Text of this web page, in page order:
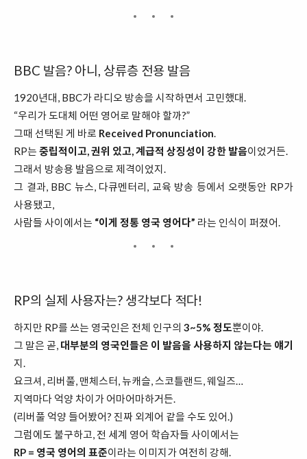
BBC 발음? 아니, 상류층 전용 발음
1920년대, BBC가 라디오 방송을 시작하면서 고민했대.
“우리가 도대체 어떤 영어로 말해야 할까?”
그때 선택된 게 바로 Received Pronunciation.
RP는 중립적이고, 권위 있고, 계급적 상징성이 강한 발음이었거든.
그래서 방송용 발음으로 제격이었지.
그 결과, BBC 뉴스, 다큐멘터리, 교육 방송 등에서 오랫동안 RP가
사용됐고,
사람들 사이에서는 “이게 정통 영국 영어다” 라는 인식이 퍼졌어.
RP의 실제 사용자는? 생각보다 적다!
하지만 RP를 쓰는 영국인은 전체 인구의 3~5% 정도뿐이야.
그 말은 곧, 대부분의 영국인들은 이 발음을 사용하지 않는다는 얘기
지.
요크셔, 리버풀, 맨체스터, 뉴캐슬, 스코틀랜드, 웨일즈…
지역마다 억양 차이가 어마어마하거든.
(리버풀 억양 들어봤어? 진짜 외계어 같을 수도 있어.)
그럼에도 불구하고, 전 세계 영어 학습자들 사이에서는
RP = 영국 영어의 표준이라는 이미지가 여전히 강해.